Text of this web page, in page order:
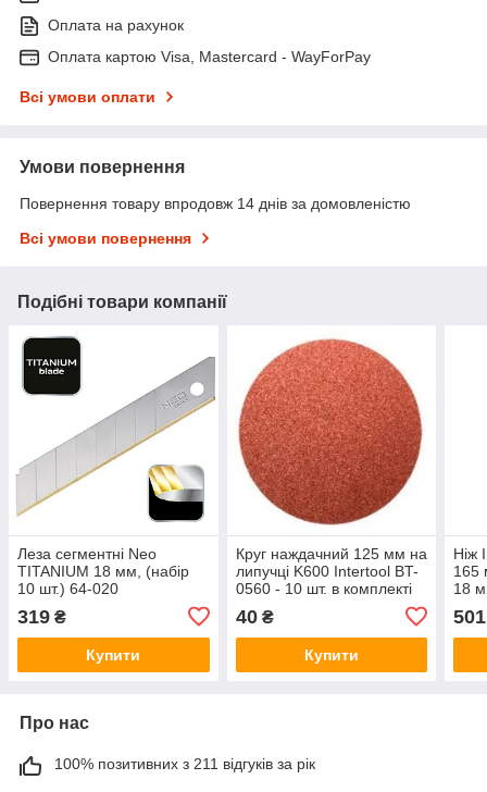
Оплата на рахунок
Оплата картою Visa, Mastercard - WayForPay
Всі умови оплати
Умови повернення
Повернення товару впродовж 14 днів за домовленістю
Всі умови повернення
Подібні товари компанії
Леза сегментні Neo
TITANIUM 18 мм, (набір
10 шт.) 64-020
319 ₴
Купити
Круг наждачний 125 мм на
липучці K600 Intertool BT-
0560 - 10 шт. в комплекті
40₴
Купити
Ніж
165
18
10-
501
Про нас
100% позитивних з 211 відгуків за рік